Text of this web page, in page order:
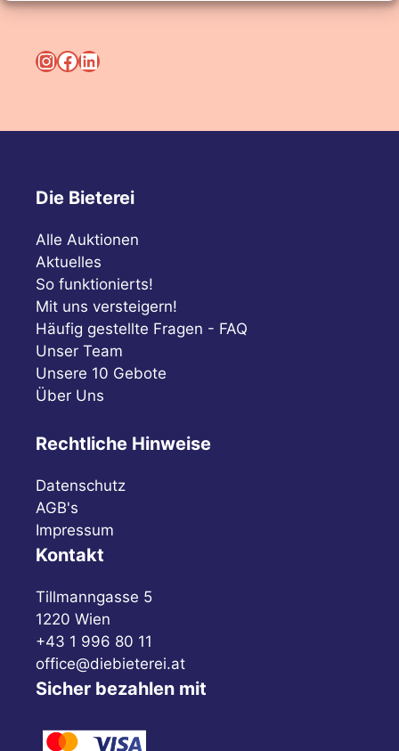
Instagram
Facebook
LinkedIn
Die Bieterei
Alle Auktionen
Aktuelles
So funktionierts!
Mit uns versteigern!
Häufig gestellte Fragen - FAQ
Unser Team
Unsere 10 Gebote
Über Uns
Rechtliche Hinweise
Datenschutz
AGB's
Impressum
Kontakt
Tillmanngasse 5
1220 Wien
+43 1 996 80 11
office@diebieterei.at
Sicher bezahlen mit